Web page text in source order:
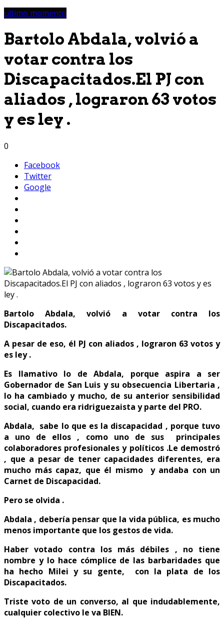
ultimo momento
Bartolo Abdala, volvió a
votar contra los
Discapacitados.El PJ con
aliados , lograron 63 votos
y es ley .
0
Facebook
Twitter
Google
Bartolo Abdala, volvió a votar contra los
Discapacitados.
A pesar de eso, él PJ con aliados , lograron 63 votos y
es ley .
Es llamativo lo de Abdala, porque aspira a ser
Gobernador de San Luis y su obsecuencia Libertaria ,
lo ha cambiado y mucho, de su anterior sensibilidad
social, cuando era ridriguezaista y parte del PRO.
Abdala, sabe lo que es la discapacidad , porque tuvo
a uno de ellos , como uno de sus principales
colaboradores profesionales y políticos .Le demostró
, que a pesar de tener capacidades diferentes, era
mucho más capaz, que él mismo y andaba con un
Carnet de Discapacidad.
Pero se olvida .
Abdala , debería pensar que la vida pública, es mucho
menos importante que los gestos de vida.
Haber votado contra los más débiles , no tiene
nombre y lo hace cómplice de las barbaridades que
ha hecho Milei y su gente, con la plata de los
Discapacitados.
Triste voto de un converso, al que indudablemente,
cualquier colectivo le va BIEN.